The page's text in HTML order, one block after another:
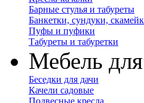
Барные стулья и табуреты
Банкетки, сундуки,
Пуфы и пуфики
Табуреты и табуретки
Мебель
Беседки для дачи
Качели садовые
Подвесные кресла